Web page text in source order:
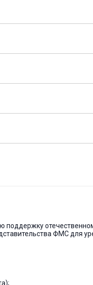
ФМС для